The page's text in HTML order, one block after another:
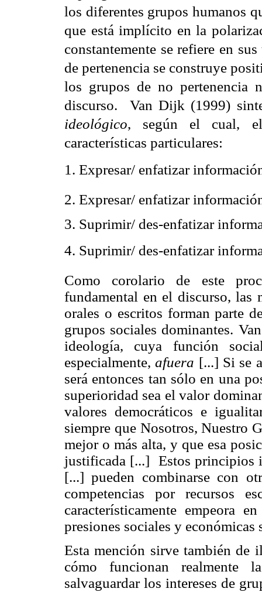
los diferentes grupos humanos
que está implícito en la
constantemente se refiere en
de pertenencia se construye
los grupos de no pertenencia
discurso. Van Dijk (1999)
ideológico, según el cual,
características particulares:
1. Expresar/ enfatizar
2. Expresar/ enfatizar
3. Suprimir/ des-enfatizar
4. Suprimir/ des-enfatizar
Como corolario de este
fundamental en el discurso, las
orales o escritos forman parte
grupos sociales dominantes.
ideología, cuya función
especialmente,afuera [...] Si se
será entonces tan sólo en una
superioridad sea el valor
valores democráticos e
siempre que Nosotros, Nuestro
mejor o más alta, y que esa
justificada [...] Estos principios
[...] pueden combinarse con
competencias por recursos
característicamente empeora
presiones sociales y
Esta mención sirve también de
cómo funcionan realmente
salvaguardar los intereses de